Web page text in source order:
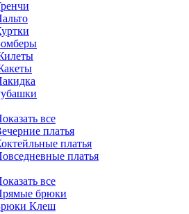
все
платья
платья
платья
все
брюки
Клеш